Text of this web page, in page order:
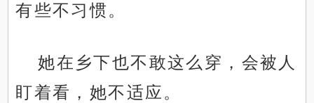
有些不习惯。
她在乡下也不敢这么穿，会被人
盯着看，她不适应。